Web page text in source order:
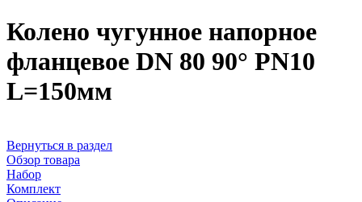
Колено чугунное напорное
фланцевое DN 80 90° PN10
L=150мм
Вернуться в раздел
Обзор товара
Набор
Комплект